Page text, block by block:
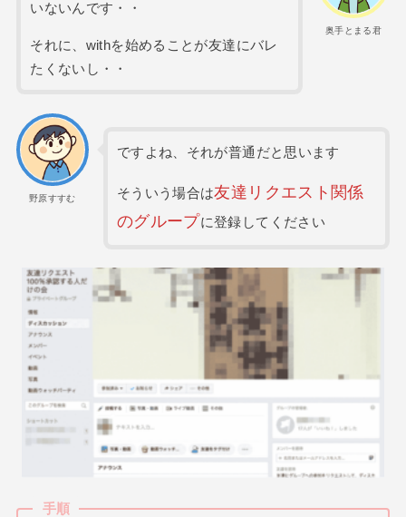
奥手とまる君
いないんです・・
それに、withを始めることが友達にバレ
たくないし・・
野原すすむ
ですよね、それが普通だと思います
そういう場合は友達リクエスト関係
のグループに登録してください
手順